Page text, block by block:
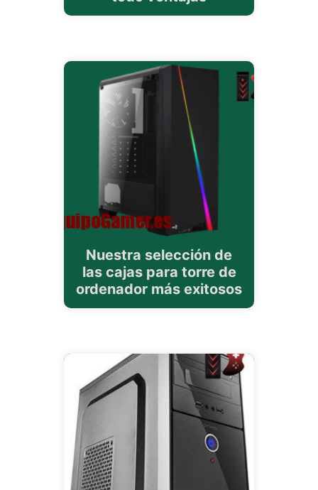
Nuestra selección de
las cajas para torre de
ordenador más exitosos